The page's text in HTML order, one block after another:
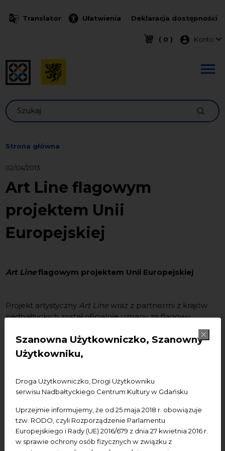
Szanowna Użytkowniczko, Szanowny
Użytkowniku,
Droga Użytkowniczko, Drogi Użytkowniku
serwisu Nadbałtyckiego Centrum Kultury w Gdańsku
Uprzejmie informujemy, że od 25 maja 2018 r. obowiązuje
tzw. RODO, czyli Rozporządzenie Parlamentu
Europejskiego i Rady (UE) 2016/679 z dnia 27 kwietnia 2016 r.
w sprawie ochrony osób fizycznych w związku z
Translator Ułatwienia Deklaracja dostępności
( 0 ) Menu
Konto
Szukaj
Strona główna
02/04/2013
Art Line flagowym
projektem Unii
Europejskiej
Art Lineflagowym projektem Unii Europejskiej
Projekt artystyczny Art Linewraz z partnermi z krajów
nadbałtyckich został oficjalnie uznany za flagowy
Programu Współpracy TransgranicznejPołudniowy
Bałtyk program kulturalny otrzymał status falgowego.
Tym samym
Art Line
kulturalne projektuArt Line , nawiązana pomiędzy
instytucjami sieć współpracy stała się bodźcem do
rozwoju regionu. Art Line jest jednym z sześciu
projektów flagowych Programu Współpracy
Transgranicznej Południowy Bałtyk